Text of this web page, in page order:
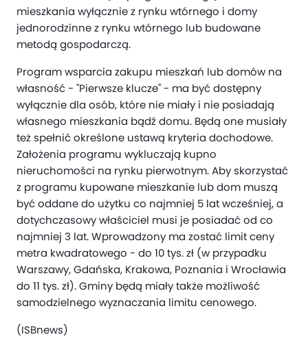
mieszkania wyłącznie z rynku wtórnego i domy
jednorodzinne z rynku wtórnego lub budowane
metodą gospodarczą.
Program wsparcia zakupu mieszkań lub domów na
własność - "Pierwsze klucze" - ma być dostępny
wyłącznie dla osób, które nie miały i nie posiadają
własnego mieszkania bądź domu. Będą one musiały
też spełnić określone ustawą kryteria dochodowe.
Założenia programu wykluczają kupno
nieruchomości na rynku pierwotnym. Aby skorzystać
z programu kupowane mieszkanie lub dom muszą
być oddane do użytku co najmniej 5 lat wcześniej, a
dotychczasowy właściciel musi je posiadać od co
najmniej 3 lat. Wprowadzony ma zostać limit ceny
metra kwadratowego - do 10 tys. zł (w przypadku
Warszawy, Gdańska, Krakowa, Poznania i Wrocławia
do 11 tys. zł). Gminy będą miały także możliwość
samodzielnego wyznaczania limitu cenowego.
(ISBnews)